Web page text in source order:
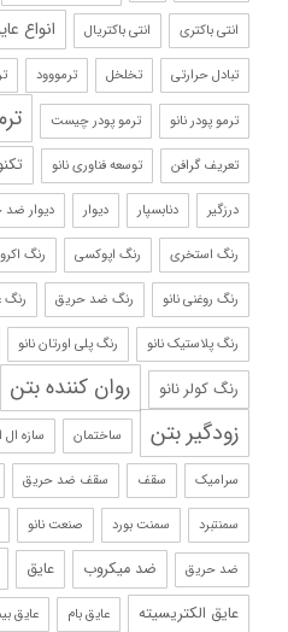
انتی باکتری انتی باکتریال انواع
تبادل حرارتی تخلخل ترمووود
ترمو پودر نانو ترمو پودر چیست
تعریف گرافن توسعه فناوری نانو
درزگیر دنابسپار دیوار دیوار
رنگ استخری رنگ اپوکسی رنگ
رنگ روغنی نانو رنگ ضد حریق رنگ
رنگ پلاستیک نانو رنگ پلی اورتان نانو
رنگ کولر نانو روان کننده بتن
زودگیر بتن ساختمان سازه
سرامیک سقف سقف ضد حریق
سمنتبرد سمنت بورد صنعت نانو
ضد حریق ضد میکروب عایق
عایق الکتریسیته عایق بام عایق